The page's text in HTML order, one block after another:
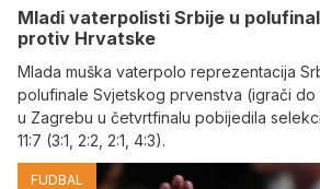
Mladi vaterpolisti Srbije u
protiv Hrvatske
Mlada muška vaterpolo reprezentacija
polufinale Svjetskog prvenstva (igrači
u Zagrebu u četvrtfinalu pobijedila
11:7 (3:1, 2:2, 2:1, 4:3).
FUDBAL